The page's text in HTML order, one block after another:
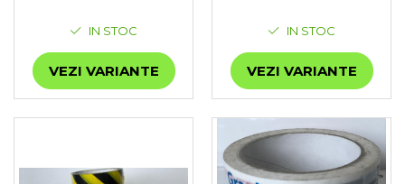
IN STOC
VEZI VARIANTE
IN STOC
VEZI VARIANTE